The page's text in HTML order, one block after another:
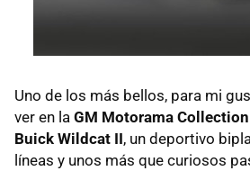
Uno de los más bellos, para mi
ver en la GM Motorama Collection
Buick Wildcat II, un deportivo
líneas y unos más que curiosos